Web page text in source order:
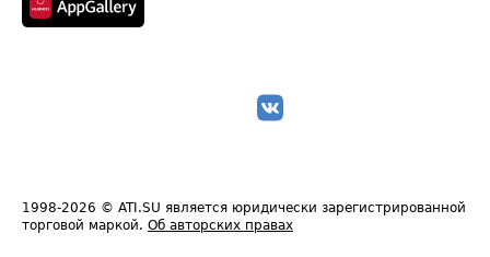
1998-2026 © ATI.SU является юридически зарегистрированной
торговой маркой. Об авторских правах